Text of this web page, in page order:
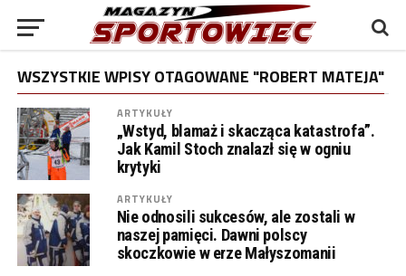
WSZYSTKIE WPISY OTAGOWANE "ROBERT MATEJA"
ARTYKUŁY
„Wstyd, blamaż i skacząca katastrofa”.
Jak Kamil Stoch znalazł się w ogniu
krytyki
ARTYKUŁY
Nie odnosili sukcesów, ale zostali w
naszej pamięci. Dawni polscy
skoczkowie w erze Małyszomanii